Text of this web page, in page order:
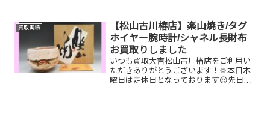
夫👌！！！！よくお客様に聞かれるので
すが…「内側がボロボ...
買取実績
【松山古川椿店】楽山焼き/タグ
ホイヤー腕時計/シャネル長財布
お買取りしました
いつも買取大吉松山古川椿店をご利用い
ただきありがとうございます！🔆本日木
曜日は定休日となっております😌先日お